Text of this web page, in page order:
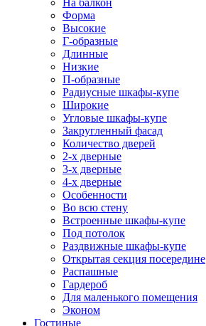
На балкон
Форма
Высокие
Г-образные
Длинные
Низкие
П-образные
Радиусные шкафы-купе
Широкие
Угловые шкафы-купе
Закругленный фасад
Количество дверей
2-х дверные
3-х дверные
4-х дверные
Особенности
Во всю стену
Встроенные шкафы-купе
Под потолок
Раздвижные шкафы-купе
Открытая секция посередине
Распашные
Гардероб
Для маленького помещения
Эконом
Гостиные